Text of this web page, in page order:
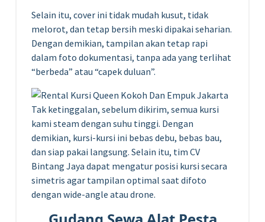
Selain itu, cover ini tidak mudah kusut, tidak
melorot, dan tetap bersih meski dipakai seharian.
Dengan demikian, tampilan akan tetap rapi
dalam foto dokumentasi, tanpa ada yang terlihat
“berbeda” atau “capek duluan”.
Tak ketinggalan, sebelum dikirim, semua kursi
kami steam dengan suhu tinggi. Dengan
demikian, kursi-kursi ini bebas debu, bebas bau,
dan siap pakai langsung. Selain itu, tim CV
Bintang Jaya dapat mengatur posisi kursi secara
simetris agar tampilan optimal saat difoto
dengan wide-angle atau drone.